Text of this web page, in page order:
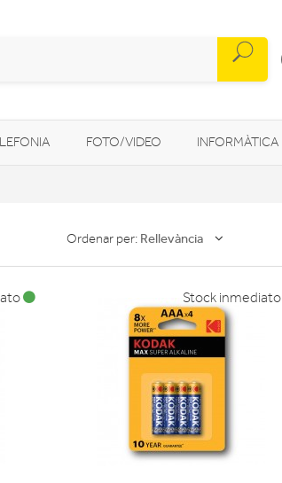
FOTO/VIDEO INFORMÀTICA
Ordenar per: Rellevància
Stock inmediato